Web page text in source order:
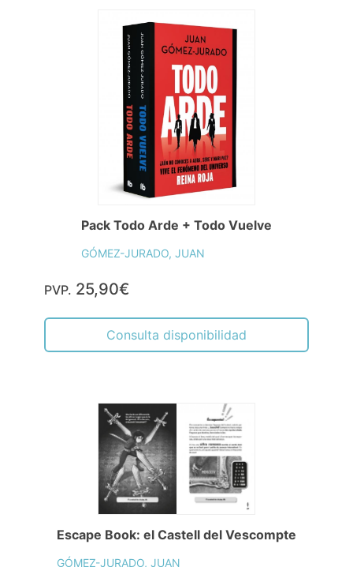
Pack Todo Arde + Todo Vuelve
GÓMEZ-JURADO, JUAN
PVP. 25,90€
Consulta disponibilidad
Escape Book: el Castell del Vescompte
GÓMEZ-JURADO, JUAN